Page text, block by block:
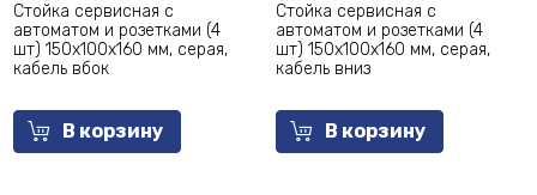
Стойка сервисная с
автоматом и розетками (4
шт) 150x100x160 мм, серая,
кабель вбок
В корзину
Стойка сервисная с
автоматом и розетками (4
шт) 150x100x160 мм, серая,
кабель вниз
В корзину